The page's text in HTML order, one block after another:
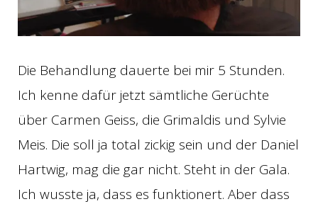
Die Behandlung dauerte bei mir 5 Stunden.
Ich kenne dafür jetzt sämtliche Gerüchte
über Carmen Geiss, die Grimaldis und Sylvie
Meis. Die soll ja total zickig sein und der Daniel
Hartwig, mag die gar nicht. Steht in der Gala.
Ich wusste ja, dass es funktionert. Aber dass